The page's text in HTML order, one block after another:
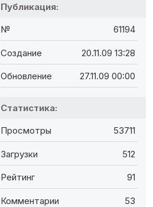
Публикация:
№ 61194
Создание 20.11.09 13:28
Обновление 27.11.09 00:00
Статистика:
Просмотры 53711
Загрузки 512
Рейтинг 91
Комментарии 53